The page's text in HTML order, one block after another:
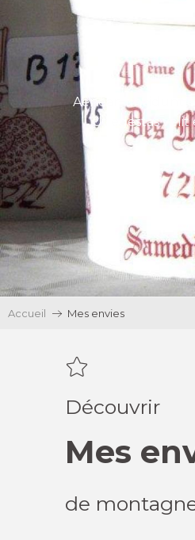
Aenean tincidunt
Ut egestas
Accueil Mes envies
Découvrir
Mes
de